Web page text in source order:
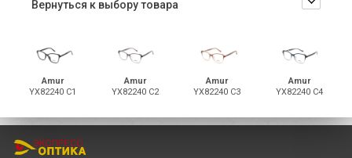
Вернуться к выбору товара
Amur
YX82240 C1
Amur
YX82240 C2
Amur
YX82240 C3
Amur
YX82240 C4